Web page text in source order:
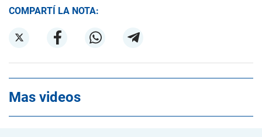
COMPARTÍ LA NOTA:
Mas videos